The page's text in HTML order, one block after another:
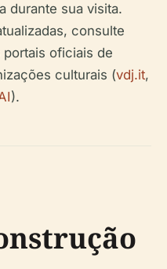
durante sua visita.
consulte
oficiais de
culturais (vdj.it,
).